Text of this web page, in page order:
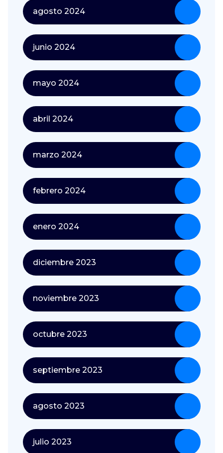
agosto 2024
junio 2024
mayo 2024
abril 2024
marzo 2024
febrero 2024
enero 2024
diciembre 2023
noviembre 2023
octubre 2023
septiembre 2023
agosto 2023
julio 2023